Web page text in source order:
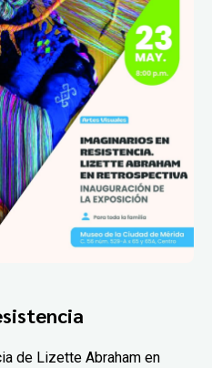
de Lizette Abraham en